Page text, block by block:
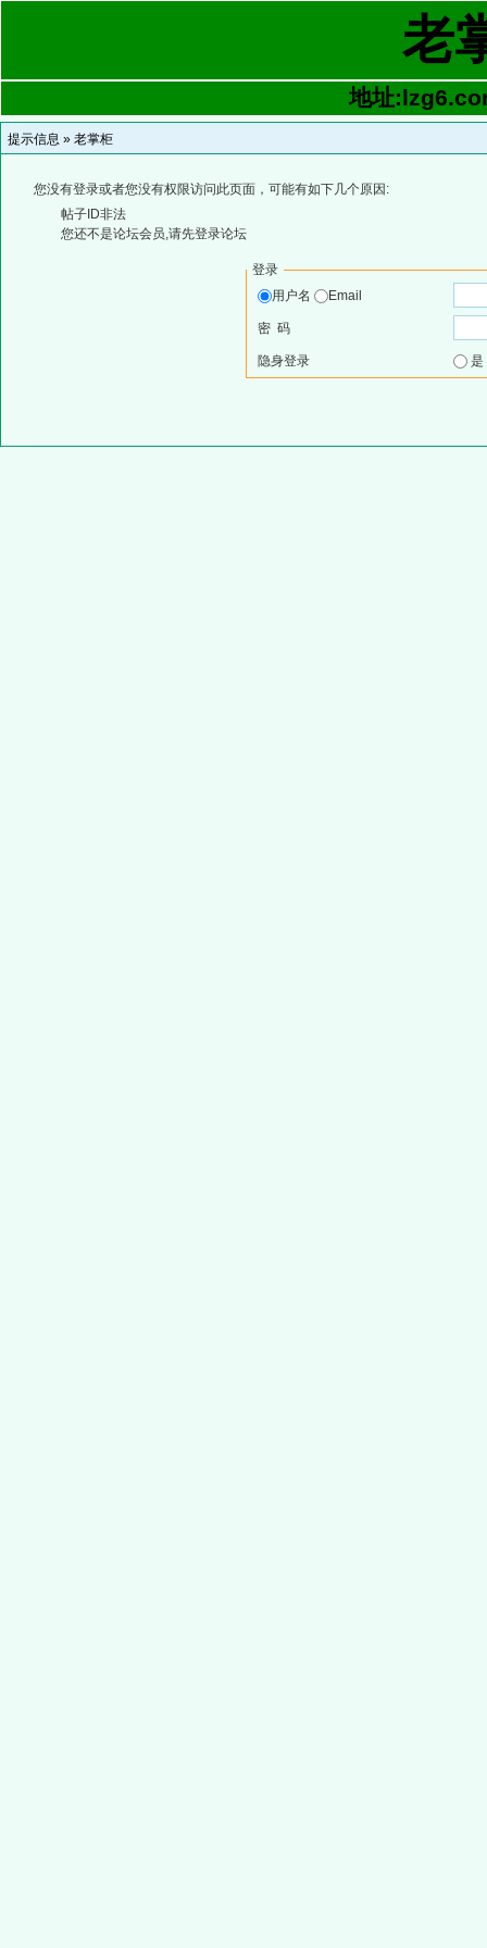
老
地址
提示信息 » 老掌柜
您没有登录或者您没有权限访问此页面，可能有如下几个原因:
帖子ID非法
您还不是论坛会员,请先登录论坛
登录
用户名
Email
密 码
隐身登录